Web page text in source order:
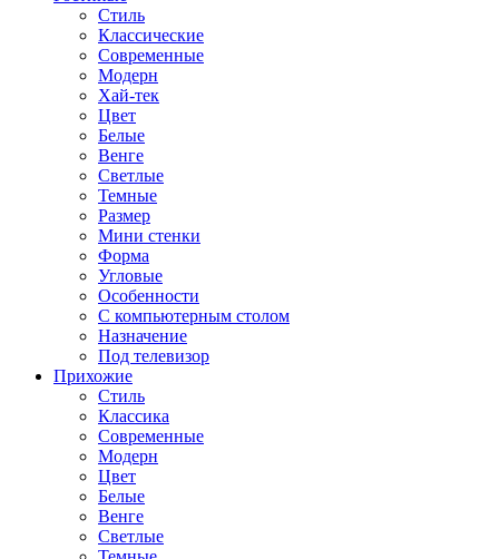
Стиль
Классические
Современные
Модерн
Хай-тек
Цвет
Белые
Венге
Светлые
Темные
Размер
Мини стенки
Форма
Угловые
Особенности
С компьютерным столом
Назначение
Под телевизор
Прихожие
Стиль
Классика
Современные
Модерн
Цвет
Белые
Венге
Светлые